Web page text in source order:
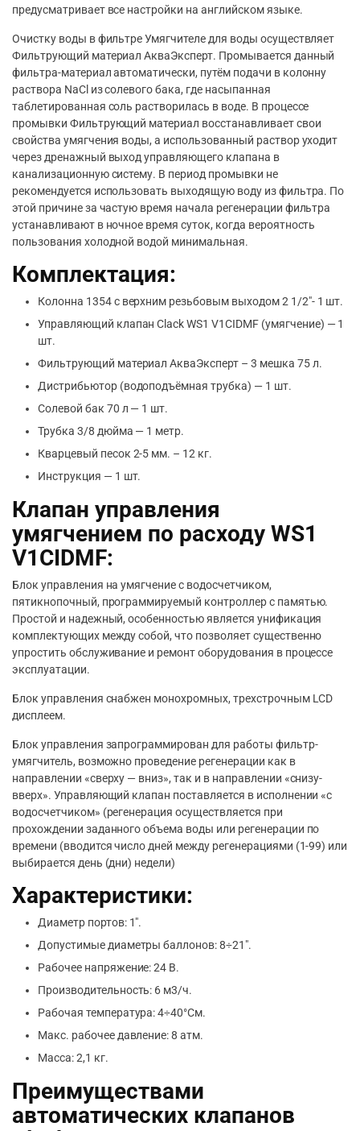
предусматривает все настройки на английском языке.
Очистку воды в фильтре Умягчителе для воды осуществляет
Фильтрующий материалАкваЭксперт. Промывается данный
фильтра-материал автоматически, путём подачи в колонну
раствора NaCl из солевого бака, где насыпанная
таблетированная соль растворилась в воде. В процессе
промывки Фильтрующий материал восстанавливает свои
свойства умягчения воды, а использованный раствор уходит
через дренажный выход управляющего клапана в
канализационную систему. В период промывки не
рекомендуется использовать выходящую воду из фильтра. По
этой причине за частую время начала регенерации фильтра
устанавливают в ночное время суток, когда вероятность
пользования холодной водой минимальная.
Комплектация:
Колонна 1354 с верхним резьбовым выходом 2 1/2″- 1 шт.
Управляющий клапан Clack WS1 V1CIDMF (умягчение) — 1
шт.
Фильтрующий материалАкваЭксперт – 3 мешка 75 л.
Дистрибьютор (водоподъёмная трубка) — 1 шт.
Солевой бак 70 л — 1 шт.
Трубка 3/8 дюйма — 1 метр.
Кварцевый песок 2-5 мм. – 12 кг.
Инструкция — 1 шт.
Клапан управления
умягчением по расходу WS1
V1CIDMF:
Блок управления на умягчение с водосчетчиком,
пятикнопочный, программируемый контроллер с памятью.
Простой и надежный, особенностью является унификация
комплектующих между собой, что позволяет существенно
упростить обслуживание и ремонт оборудования в процессе
эксплуатации.
Блок управления снабжен монохромных, трехстрочным LCD
дисплеем.
Блок управления запрограммирован для работы фильтр-
умягчитель, возможно проведение регенерации как в
направлении «сверху — вниз», так и в направлении «снизу-
вверх». Управляющий клапан поставляется в исполнении «с
водосчетчиком» (регенерация осуществляется при
прохождении заданного объема воды или регенерации по
времени (вводится число дней между регенерациями (1-99) или
выбирается день (дни) недели)
Характеристики:
Диаметр портов: 1″.
Допустимые диаметры баллонов: 8÷21″.
Рабочее напряжение: 24 В.
Производительность: 6 м3/ч.
Рабочая температура: 4÷40°См.
Макс. рабочее давление: 8 атм.
Масса: 2,1 кг.
Преимуществами
автоматических клапанов